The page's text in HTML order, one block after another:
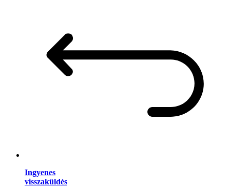
Ingyenes
visszaküldés